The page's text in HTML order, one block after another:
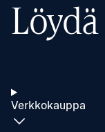
Löydä
Verkkokauppa